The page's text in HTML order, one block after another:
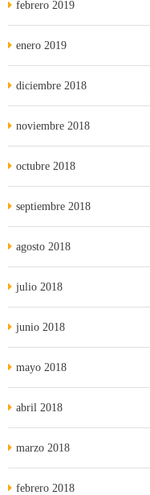
febrero 2019
enero 2019
diciembre 2018
noviembre 2018
octubre 2018
septiembre 2018
agosto 2018
julio 2018
junio 2018
mayo 2018
abril 2018
marzo 2018
febrero 2018